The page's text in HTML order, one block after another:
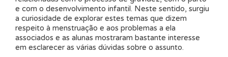
e com o desenvolvimento infantil. Neste sentido, surgiu
a curiosidade de explorar estes temas que dizem
respeito à menstruação e aos problemas a ela
associados e as alunas mostraram bastante interesse
em esclarecer as várias dúvidas sobre o assunto.